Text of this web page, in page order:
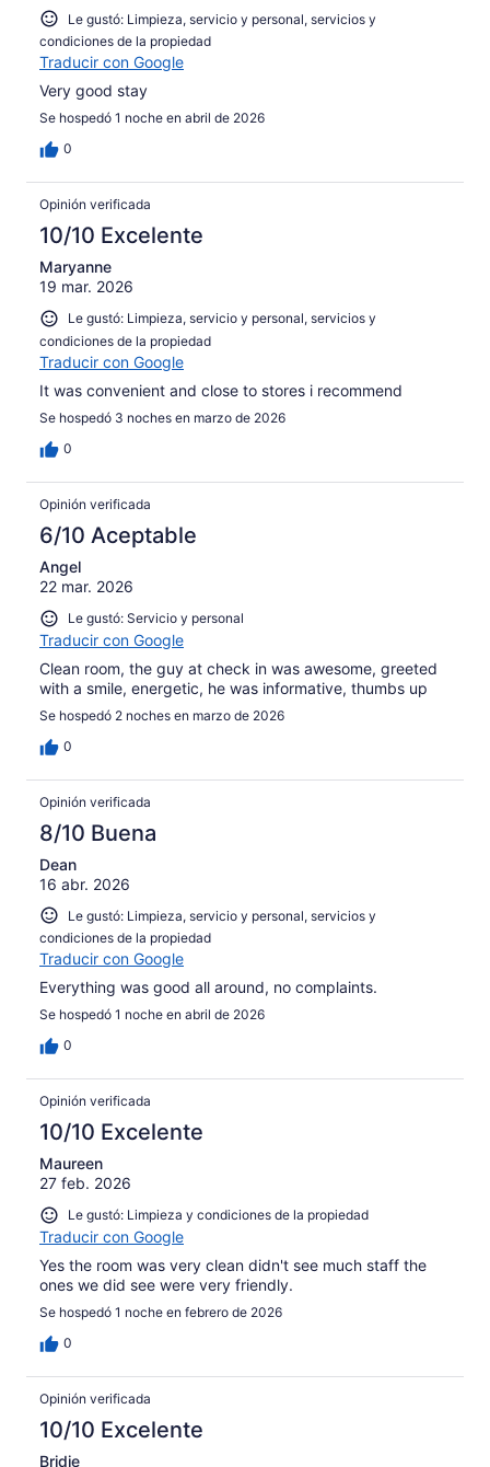
Le gustó: Limpieza, servicio y personal, servicios y
condiciones de la propiedad
Traducir con Google
Very good stay
Se hospedó 1 noche en abril de 2026
0
Opinión verificada
10/10 Excelente
Maryanne
19 mar. 2026
Le gustó: Limpieza, servicio y personal, servicios y
condiciones de la propiedad
Traducir con Google
It was convenient and close to stores i recommend
Se hospedó 3 noches en marzo de 2026
0
Opinión verificada
6/10 Aceptable
Angel
22 mar. 2026
Le gustó: Servicio y personal
Traducir con Google
Clean room, the guy at check in was awesome, greeted
with a smile, energetic, he was informative, thumbs up
Se hospedó 2 noches en marzo de 2026
0
Opinión verificada
8/10 Buena
Dean
16 abr. 2026
Le gustó: Limpieza, servicio y personal, servicios y
condiciones de la propiedad
Traducir con Google
Everything was good all around, no complaints.
Se hospedó 1 noche en abril de 2026
0
Opinión verificada
10/10 Excelente
Maureen
27 feb. 2026
Le gustó: Limpieza y condiciones de la propiedad
Traducir con Google
Yes the room was very clean didn't see much staff the
ones we did see were very friendly.
Se hospedó 1 noche en febrero de 2026
0
Opinión verificada
10/10 Excelente
Bridie